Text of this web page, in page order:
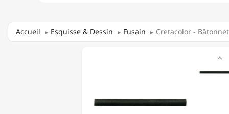
Accueil Esquisse & Dessin Fusain Cretacolor -
